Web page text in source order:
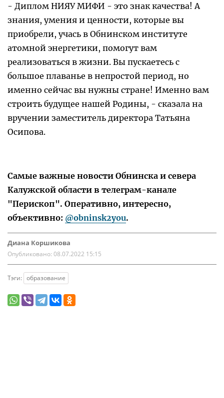
- Диплом НИЯУ МИФИ - это знак качества! А
знания, умения и ценности, которые вы
приобрели, учась в Обнинском институте
атомной энергетики, помогут вам
реализоваться в жизни. Вы пускаетесь с
большое плаванье в непростой период, но
именно сейчас вы нужны стране! Именно вам
строить будущее нашей Родины, - сказала на
вручении заместитель директора Татьяна
Осипова.
Самые важные новости Обнинска и севера
Калужской области в телеграм-канале
"Перископ". Оперативно, интересно,
объективно: @obninsk2you.
Диана Коршикова
Опубликовано: 08.07.2022 15:15
Тэги: образование